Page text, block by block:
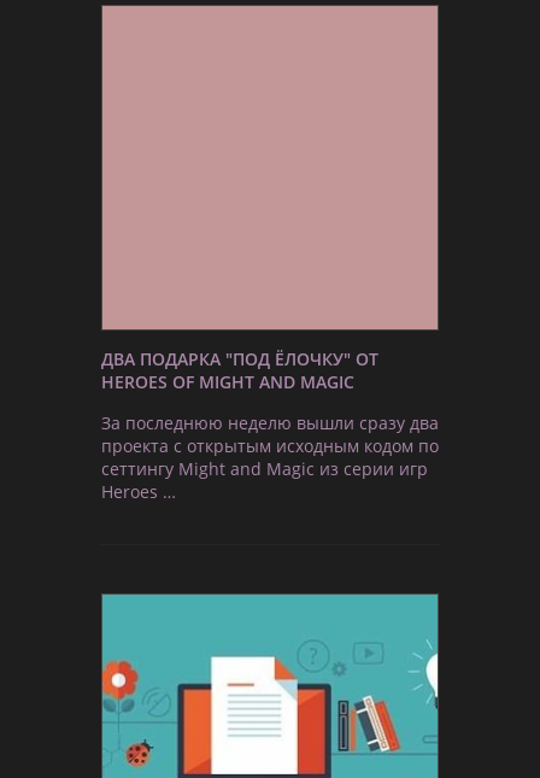
ДВА ПОДАРКА "ПОД ЁЛОЧКУ" ОТ
HEROES OF MIGHT AND MAGIC
За последнюю неделю вышли сразу два
проекта с открытым исходным кодом по
сеттингу Might and Magic из серии игр
Heroes …